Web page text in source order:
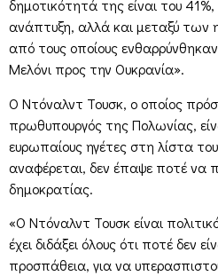
δημοτικότητά της είναι του
ανάπτυξη, αλλά και μεταξύ των
από τους οποίους
Μελόνι προς την Ουκρανία».
Ο Ντόναλντ Τουσκ, ο οποίος
πρωθυπουργός της Πολωνίας,
ευρωπαίους ηγέτες στη λίστα
αναφέρεται, δεν έπαψε ποτέ να
δημοκρατίας.
«Ο Ντόναλντ Τουσκ είναι
έχει διδάξει όλους ότι ποτέ δεν
προσπάθεια, για να